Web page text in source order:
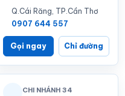
Q.Cái Răng, TP.Cần Thơ
0907 644 557
Gọi ngay Chỉ đường
CHI NHÁNH 34